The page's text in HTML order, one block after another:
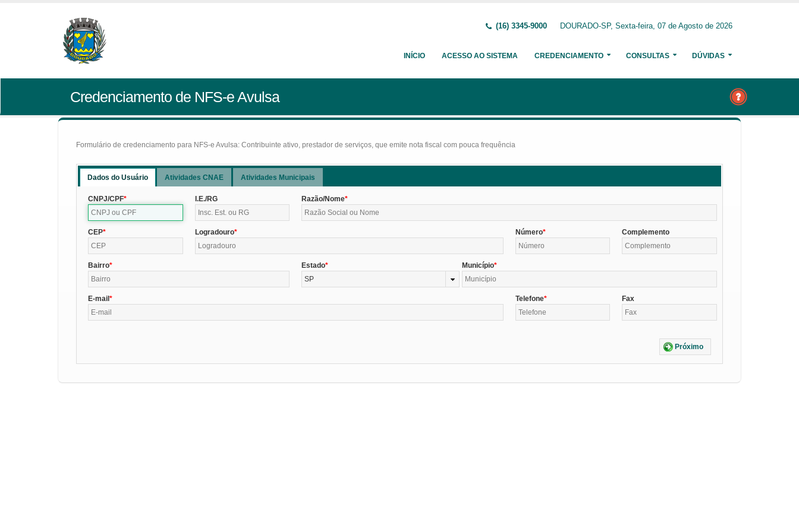
(16) 3345-9000 DOURADO-SP, Sexta-feira, 07 de Agosto de 2026
INÍCIO ACESSO AO SISTEMA CREDENCIAMENTO CONSULTAS DÚVIDAS
Credenciamento de NFS-e Avulsa
Formulário de credenciamento para NFS-e Avulsa: Contribuinte ativo, prestador de serviços, que emite nota fiscal com pouca frequência
Dados do Usuário Atividades CNAE Atividades Municipais
CNPJ/CPF I.E./RG Razão/Nome
CEP Logradouro Número Complemento
Bairro
Estado
SP
Município
E-mail Telefone Fax
Próximo